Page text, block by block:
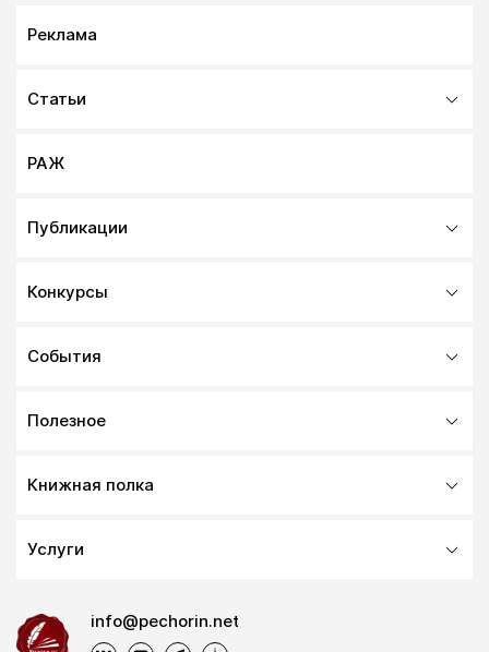
Реклама
Статьи
РАЖ
Публикации
Конкурсы
События
Полезное
Книжная полка
Услуги
info@pechorin.net